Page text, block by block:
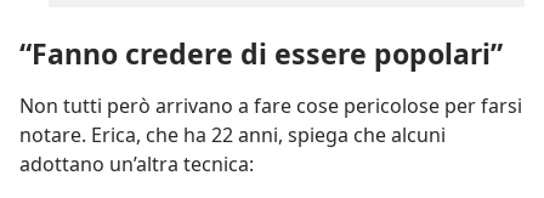
“Fanno credere di essere popolari”
Non tutti però arrivano a fare cose pericolose per farsi
notare. Erica, che ha 22 anni, spiega che alcuni
adottano un’altra tecnica: